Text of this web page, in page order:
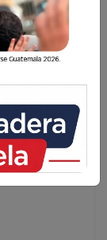
su hijo,
roca de
durante un
miércoles
y su hijo,
roca de
durante